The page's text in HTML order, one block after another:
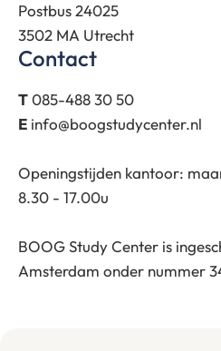
Postbus 24025
3502 MA Utrecht
Contact
T085-488 30 50
E info@boogstudycenter.nl
Openingstijden kantoor:
8.30 - 17.00u
BOOG Study Center is
Amsterdam onder nummer